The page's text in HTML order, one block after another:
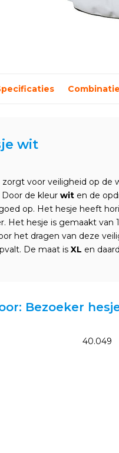
wit
zorgt voor veiligheid op de
de kleur wit en de
op. Het hesje heeft
Het hesje is gemaakt van
het dragen van deze
De maat is XL en
Bezoeker
40.049